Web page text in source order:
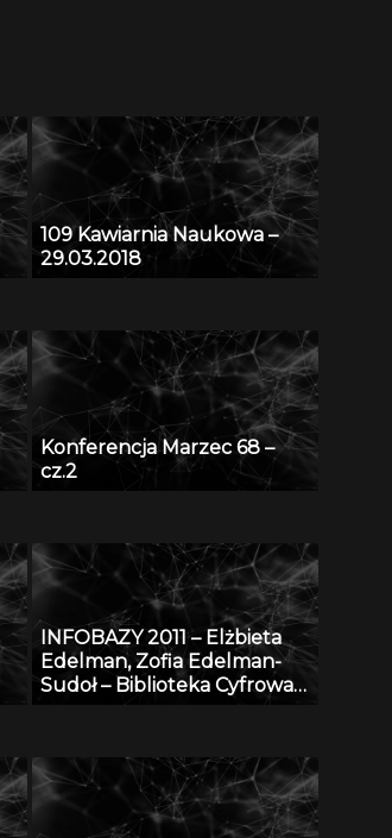
109 Kawiarnia Naukowa –
29.03.2018
Konferencja Marzec 68 –
cz.2
INFOBAZY 2011 – Elżbieta
Edelman, Zofia Edelman-
Sudoł – Biblioteka Cyfrowa
stan obecny i przyszłość